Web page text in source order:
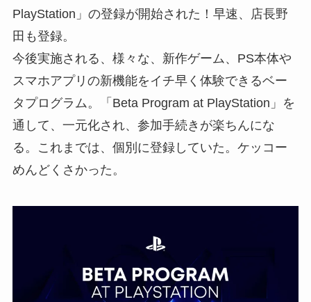
PlayStation」の登録が開始された！早速、店長野
田も登録。
今後実施される、様々な、新作ゲーム、PS本体や
スマホアプリの新機能をイチ早く体験できるベー
タプログラム。「Beta Program at PlayStation」を
通して、一元化され、参加手続きが楽ちんにな
る。これまでは、個別に登録していた。ケッコー
めんどくさかった。